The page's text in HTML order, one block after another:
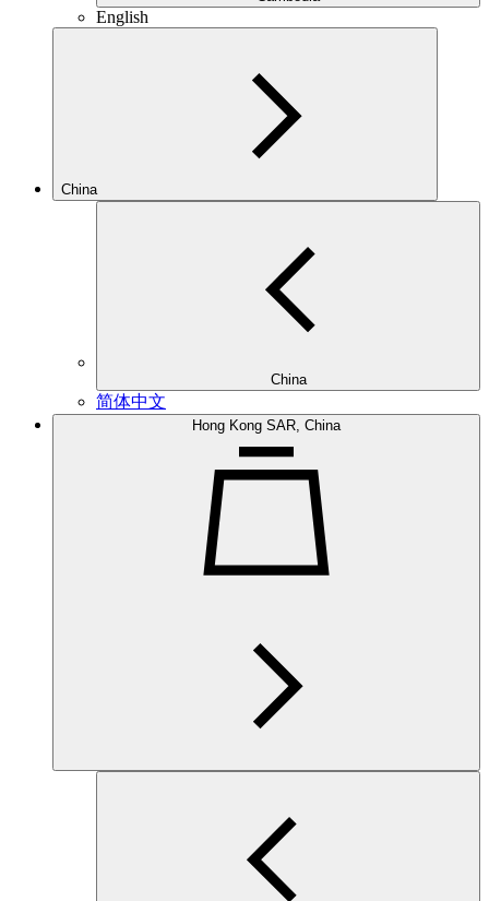
English
China
China
简体中文
Hong Kong SAR, China